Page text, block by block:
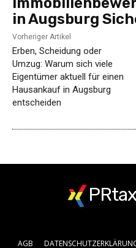
in Augsburg
Vorheriger Artikel
Erben, Scheidung oder
Umzug: Warum sich viele
Eigentümer aktuell für einen
Hausankauf in Augsburg
entscheiden
AGB